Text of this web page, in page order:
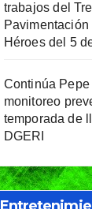
trabajos del
Héroes del 5
Continúa
monitoreo
temporada de
DGERI